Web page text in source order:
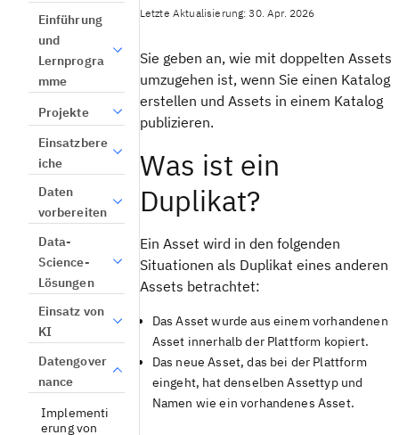
Einführung
und
Lernprogra
mme
Projekte
Einsatzbere
iche
Daten
vorbereiten
Data-
Science-
Lösungen
Einsatz von
KI
Datengover
nance
Implementi
erung von
Letzte Aktualisierung: 30. Apr. 2026
Sie geben an, wie mit doppelten Assets
umzugehen ist, wenn Sie einen Katalog
erstellen und Assets in einem Katalog
publizieren.
Was ist ein
Duplikat?
Ein Asset wird in den folgenden
Situationen als Duplikat eines anderen
Assets betrachtet:
Das Asset wurde aus einem vorhandenen
Asset innerhalb der Plattform kopiert.
Das neue Asset, das bei der Plattform
eingeht, hat denselben Assettyp und
Namen wie ein vorhandenes Asset.